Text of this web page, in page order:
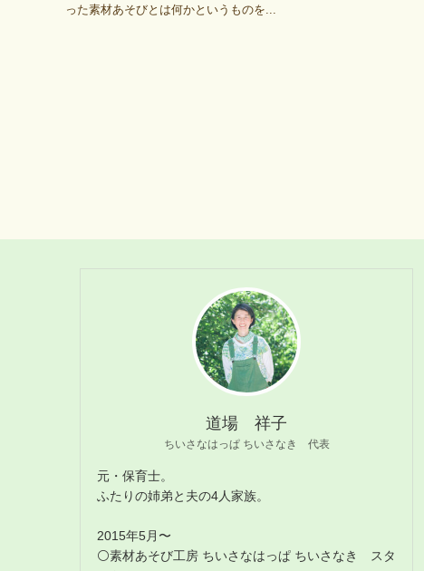
った素材あそびとは何かというものを...
道場 祥子
ちいさなはっぱ ちいさなき 代表
元・保育士。
ふたりの姉弟と夫の4人家族。
2015年5月〜
⚪素材あそび工房 ちいさなはっぱ ちいさなき スタ